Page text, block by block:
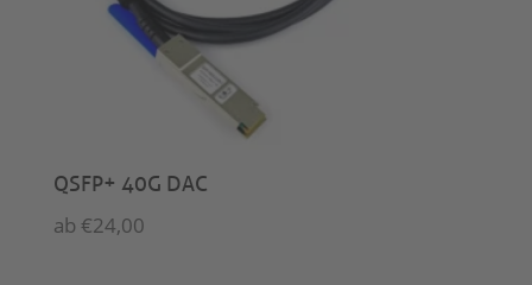
QSFP+ 40G DAC
ab €24,00